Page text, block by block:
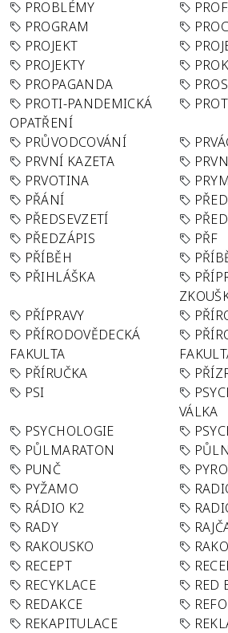
PROBLÉMY
PROGRAM
PROJEKT
PROJEKTY
PROPAGANDA
PROTI-PANDEMICKÁ
OPATŘENÍ
PRŮVODCOVÁNÍ
PRVNÍ KAZETA
PRVOTINA
PŘÁNÍ
PŘEDSEVZETÍ
PŘEDZÁPIS
PŘF
PŘÍBĚH
PŘIHLÁŠKA
PŘÍPRAVY
PŘÍRODOVĚDECKÁ
FAKULTA
PŘÍRUČKA
PSI
VÁLKA
PSYCHOLOGIE
PŮLMARATON
PUNČ
PYŽAMO
RÁDIO K2
RADY
RAKOUSKO
RECEPT
RECYKLACE
RED
REDAKCE
REKAPITULACE